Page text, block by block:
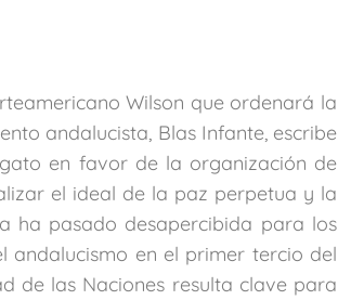
Wilson que ordenará la
andalucista, Blas Infante, escribe
en favor de la organización de
el ideal de la paz perpetua y la
ha pasado desapercibida para los
andalucismo en el primer tercio del
de las Naciones resulta clave para